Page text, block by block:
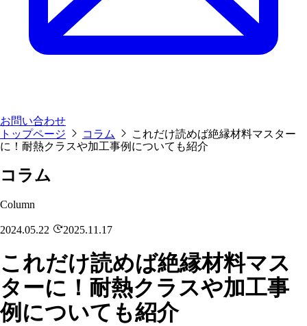
お問い合わせ
トップページ
コラム
これだけ読めば絶縁材料マスター
に！耐熱クラスや加工事例についても紹介
コラム
Column
2024.05.22 2025.11.17
これだけ読めば絶縁材料マス
ターに！耐熱クラスや加工事
例についても紹介